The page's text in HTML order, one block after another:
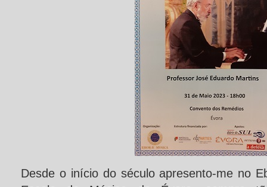
Desde o início do século apresento-me no